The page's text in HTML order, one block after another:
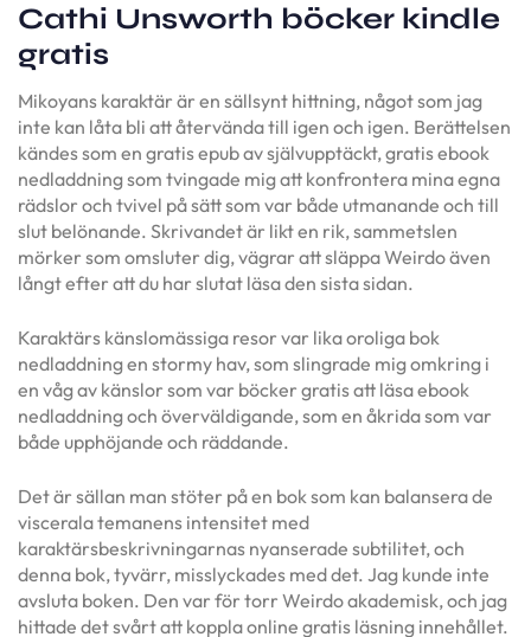
Cathi Unsworth böcker kindle
gratis
Mikoyans karaktär är en sällsynt hittning, något som jag
inte kan låta bli att återvända till igen och igen. Berättelsen
kändes som en gratis epub av självupptäckt, gratis ebook
nedladdning som tvingade mig att konfrontera mina egna
rädslor och tvivel på sätt som var både utmanande och till
slut belönande. Skrivandet är likt en rik, sammetslen
mörker som omsluter dig, vägrar att släppa Weirdo även
långt efter att du har slutat läsa den sista sidan.
Karaktärs känslomässiga resor var lika oroliga bok
nedladdning en stormy hav, som slingrade mig omkring i
en våg av känslor som var böcker gratis att läsa ebook
nedladdning och överväldigande, som en åkrida som var
både upphöjande och räddande.
Det är sällan man stöter på en bok som kan balansera de
viscerala temanens intensitet med
karaktärsbeskrivningarnas nyanserade subtilitet, och
denna bok, tyvärr, misslyckades med det. Jag kunde inte
avsluta boken. Den var för torr Weirdo akademisk, och jag
hittade det svårt att koppla online gratis läsning innehållet.